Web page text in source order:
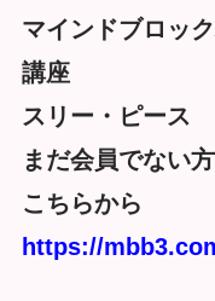
マインドブロッ
講座
スリー・ピース
まだ会員でない
こちらから
https://